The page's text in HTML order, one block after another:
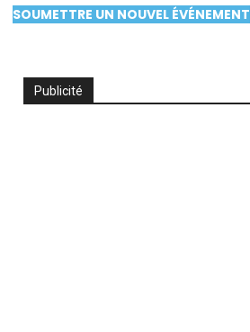
SOUMETTRE UN NOUVEL ÉVÉNEMENT
Publicité